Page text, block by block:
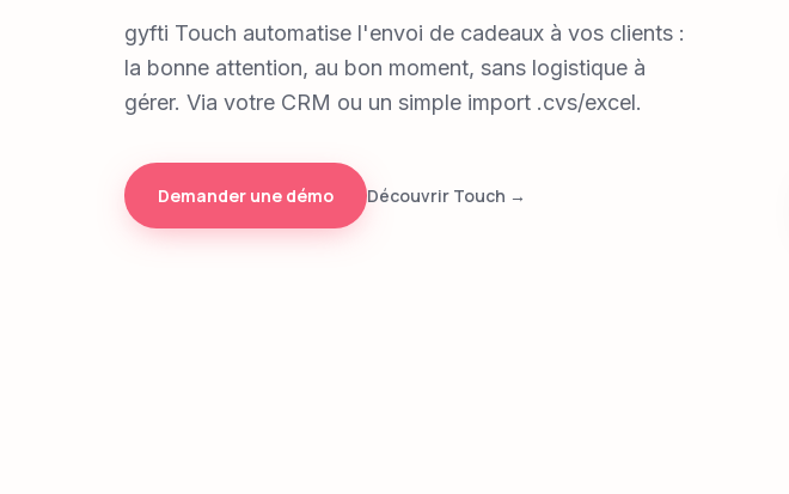
gyfti Touch automatise l'envoi de cadeaux à vos clients :
la bonne attention, au bon moment, sans logistique à
gérer. Via votre CRM ou un simple import .cvs/excel.
Demander une démo Découvrir Touch →